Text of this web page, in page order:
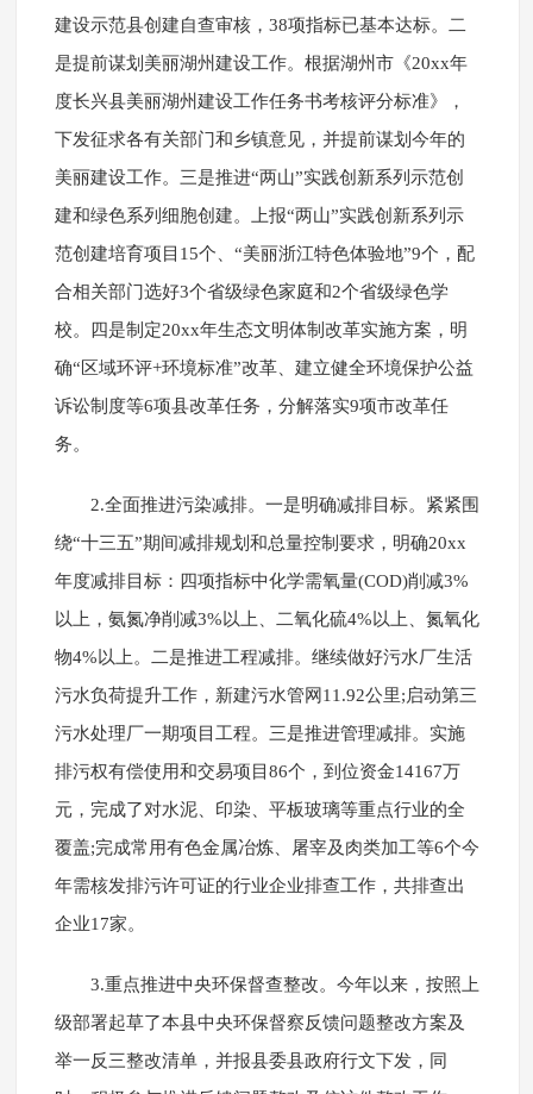
建设示范县创建自查审核，38项指标已基本达标。二
是提前谋划美丽湖州建设工作。根据湖州市《20xx年
度长兴县美丽湖州建设工作任务书考核评分标准》，
下发征求各有关部门和乡镇意见，并提前谋划今年的
美丽建设工作。三是推进“两山”实践创新系列示范创
建和绿色系列细胞创建。上报“两山”实践创新系列示
范创建培育项目15个、“美丽浙江特色体验地”9个，配
合相关部门选好3个省级绿色家庭和2个省级绿色学
校。四是制定20xx年生态文明体制改革实施方案，明
确“区域环评+环境标准”改革、建立健全环境保护公益
诉讼制度等6项县改革任务，分解落实9项市改革任
务。
2.全面推进污染减排。一是明确减排目标。紧紧围
绕“十三五”期间减排规划和总量控制要求，明确20xx
年度减排目标：四项指标中化学需氧量(COD)削减3%
以上，氨氮净削减3%以上、二氧化硫4%以上、氮氧化
物4%以上。二是推进工程减排。继续做好污水厂生活
污水负荷提升工作，新建污水管网11.92公里;启动第三
污水处理厂一期项目工程。三是推进管理减排。实施
排污权有偿使用和交易项目86个，到位资金14167万
元，完成了对水泥、印染、平板玻璃等重点行业的全
覆盖;完成常用有色金属冶炼、屠宰及肉类加工等6个今
年需核发排污许可证的行业企业排查工作，共排查出
企业17家。
3.重点推进中央环保督查整改。今年以来，按照上
级部署起草了本县中央环保督察反馈问题整改方案及
举一反三整改清单，并报县委县政府行文下发，同